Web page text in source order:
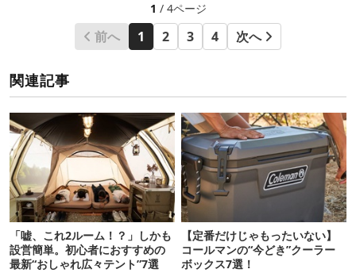
1 / 4ページ
前へ 1 2 3 4 次へ
関連記事
「嘘、これ2ルーム！？」しかも
設営簡単。初心者におすすめの
最新“おしゃれ広々テント”7選
【定番だけじゃもったいない】
コールマンの“今どき”クーラー
ボックス7選！